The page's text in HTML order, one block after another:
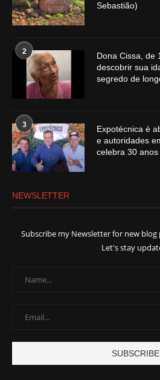
Sebastião)
2
Dona Cissa, de
descobrir sua
segredo de
3
Expotécnica é
e autoridades
celebra 30
NEWSLETTER
Subscribe my Newsletter for new
Let's stay